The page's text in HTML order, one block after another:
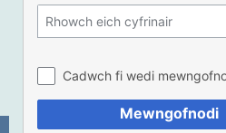
Cadwch fi wedi
Mewngofnodi